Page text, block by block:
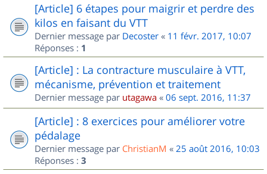
[Article] 6 étapes pour maigrir et perdre des
kilos en faisant du VTT
Dernier message par Decoster « 11 févr. 2017, 10:07
Réponses : 1
[Article] : La contracture musculaire à VTT,
mécanisme, prévention et traitement
Dernier message par utagawa « 06 sept. 2016, 11:37
[Article] : 8 exercices pour améliorer votre
pédalage
Dernier message par ChristianM « 25 août 2016, 10:03
Réponses : 3